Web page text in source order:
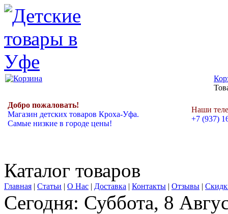
Добро пожаловать!
Магазин детских товаров Кроха-Уфа.
Самые низкие в городе цены!
Наши
+7 (937)
Каталог товаров
Главная | Статьи | О Нас | Доставка | Контакты | Отзывы |
Сегодня: Суббота, 8